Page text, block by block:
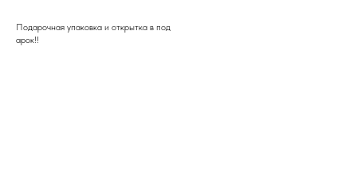
Подарочная упаковка и открытка в под
арок!!